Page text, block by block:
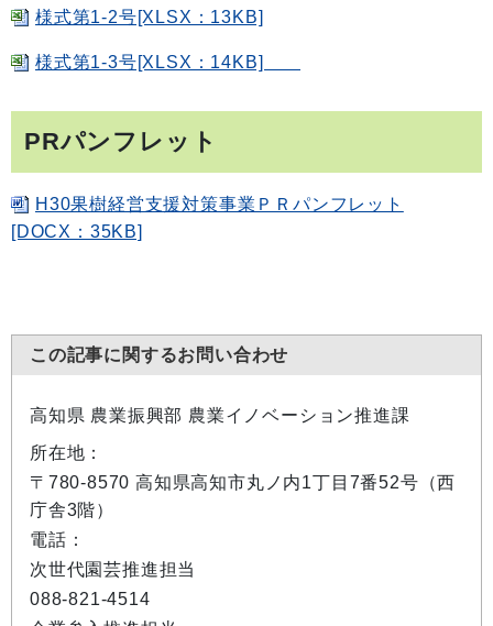
様式第1-2号[XLSX：13KB]
様式第1-3号[XLSX：14KB]
PRパンフレット
H30果樹経営支援対策事業ＰＲパンフレット
[DOCX：35KB]
この記事に関するお問い合わせ
高知県 農業振興部 農業イノベーション推進課
所在地：
〒780-8570 高知県高知市丸ノ内1丁目7番52号（西
庁舎3階）
電話：
次世代園芸推進担当
088-821-4514